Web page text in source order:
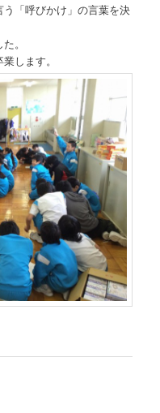
「呼びかけ」の言葉を決
。
します。